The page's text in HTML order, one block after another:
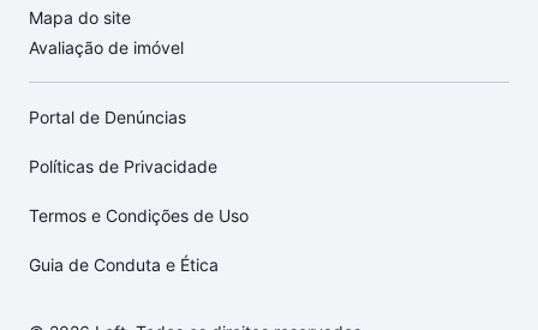
Mapa do site
Avaliação de imóvel
Portal de Denúncias
Políticas de Privacidade
Termos e Condições de Uso
Guia de Conduta e Ética